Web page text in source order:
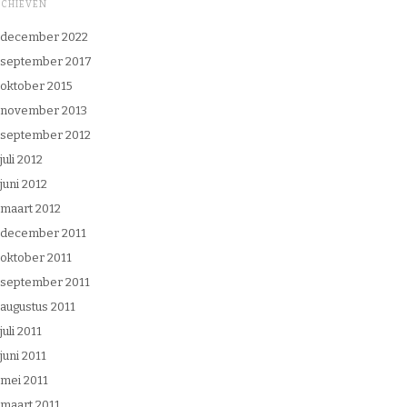
december 2022
september 2017
oktober 2015
november 2013
september 2012
juli 2012
juni 2012
maart 2012
december 2011
oktober 2011
september 2011
augustus 2011
juli 2011
juni 2011
mei 2011